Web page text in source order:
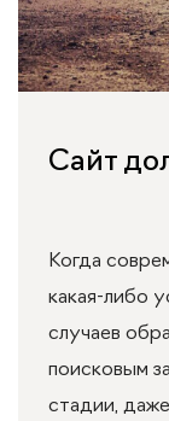
Сайт
Когда
какая-либо
случаев
поисковым
стадии,